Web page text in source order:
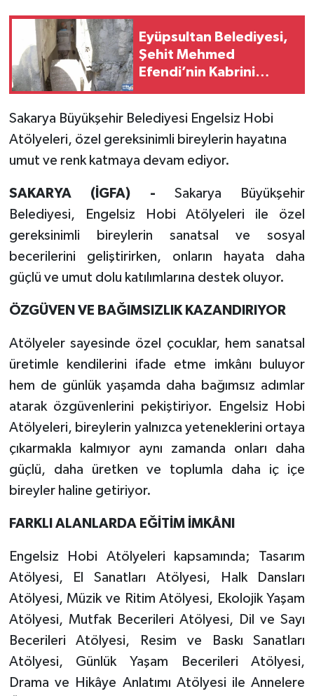
Eyüpsultan Belediyesi,
Şehit Mehmed
Efendi’nin Kabrini
Sakarya Büyükşehir Belediyesi Engelsiz Hobi
Atölyeleri, özel gereksinimli bireylerin hayatına
umut ve renk katmaya devam ediyor.
SAKARYA (İGFA) - Sakarya Büyükşehir
Belediyesi, Engelsiz Hobi Atölyeleri ile özel
gereksinimli bireylerin sanatsal ve sosyal
becerilerini geliştirirken, onların hayata daha
güçlü ve umut dolu katılımlarına destek oluyor.
ÖZGÜVEN VE BAĞIMSIZLIK KAZANDIRIYOR
Atölyeler sayesinde özel çocuklar, hem sanatsal
üretimle kendilerini ifade etme imkânı buluyor
hem de günlük yaşamda daha bağımsız adımlar
atarak özgüvenlerini pekiştiriyor. Engelsiz Hobi
Atölyeleri, bireylerin yalnızca yeteneklerini ortaya
çıkarmakla kalmıyor aynı zamanda onları daha
güçlü, daha üretken ve toplumla daha iç içe
bireyler haline getiriyor.
FARKLI ALANLARDA EĞİTİM İMKÂNI
Engelsiz Hobi Atölyeleri kapsamında; Tasarım
Atölyesi, El Sanatları Atölyesi, Halk Dansları
Atölyesi, Müzik ve Ritim Atölyesi, Ekolojik Yaşam
Atölyesi, Mutfak Becerileri Atölyesi, Dil ve Sayı
Becerileri Atölyesi, Resim ve Baskı Sanatları
Atölyesi, Günlük Yaşam Becerileri Atölyesi,
Drama ve Hikâye Anlatımı Atölyesi ile Annelere